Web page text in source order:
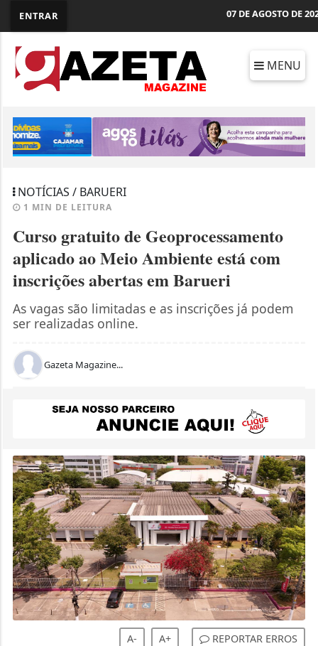
ENTRAR 07 DE AGOSTO DE
MENU
NOTÍCIAS / BARUERI
1 MIN DE LEITURA
Curso gratuito de Geoprocessamento
aplicado ao Meio Ambiente está com
inscrições abertas em Barueri
As vagas são limitadas e as inscrições já podem
ser realizadas online.
Gazeta Magazine...
A- A+ REPORTAR ERROS